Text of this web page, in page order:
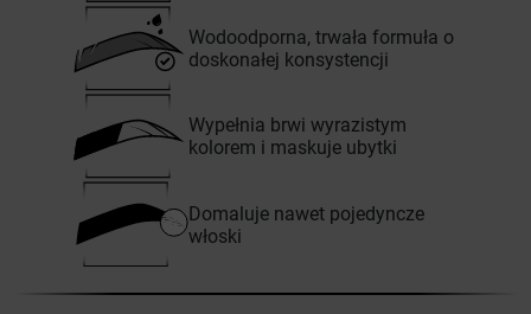
Wodoodporna, trwała formuła o
doskonałej konsystencji
Wypełnia brwi wyrazistym
kolorem i maskuje ubytki
Domaluje nawet pojedyncze
włoski